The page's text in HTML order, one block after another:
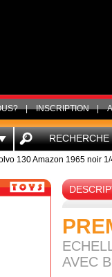
| INSCRIPTION |
130 Amazon 1965 noir
AVEC